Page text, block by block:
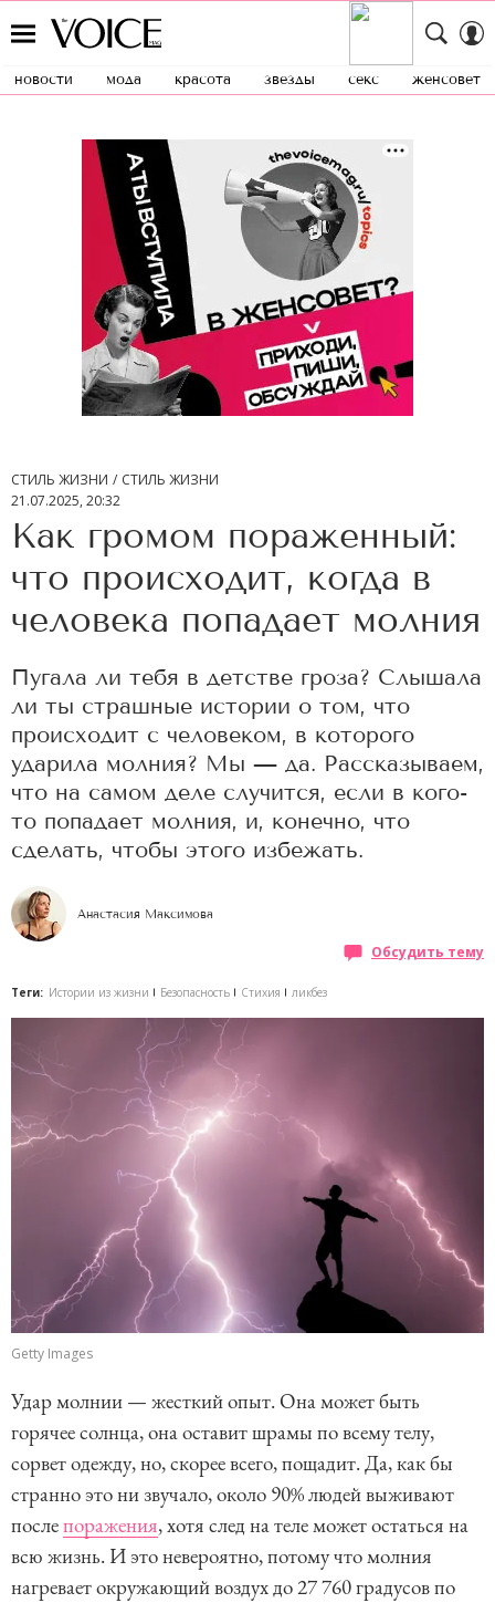
новости мода красота звезды секс женсовет
СТИЛЬ ЖИЗНИ
СТИЛЬ ЖИЗНИ
21.07.2025, 20:32
Как громом пораженный:
что происходит, когда в
человека попадает молния
Пугала ли тебя в детстве гроза? Слышала
ли ты страшные истории о том, что
происходит с человеком, в которого
ударила молния? Мы — да. Рассказываем,
что на самом деле случится, если в кого-
то попадает молния, и, конечно, что
сделать, чтобы этого избежать.
Анастасия Максимова
Обсудить тему
Теги: Истории из жизни Безопасность Стихия ликбез
Getty Images
Удар молнии — жесткий опыт. Она может быть
горячее солнца, она оставит шрамы по всему телу,
сорвет одежду, но, скорее всего, пощадит. Да, как бы
странно это ни звучало, около 90% людей выживают
послепоражения, хотя след на теле может остаться на
всю жизнь. И это невероятно, потому что молния
нагревает окружающий воздух до 27 760 градусов по